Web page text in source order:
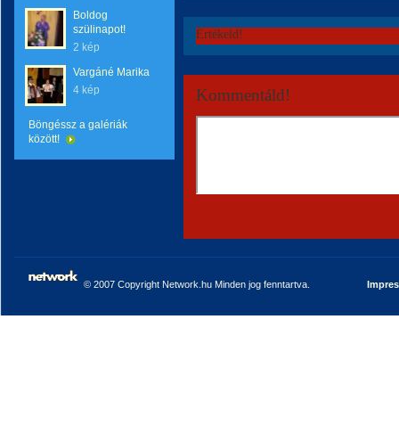
Boldog
szülinapot!
2 kép
Vargáné Marika
4 kép
Böngéssz a galériák
között!
Értékeld!
Kommentáld!
© 2007 Copyright Network.hu Minden jog fenntartva.